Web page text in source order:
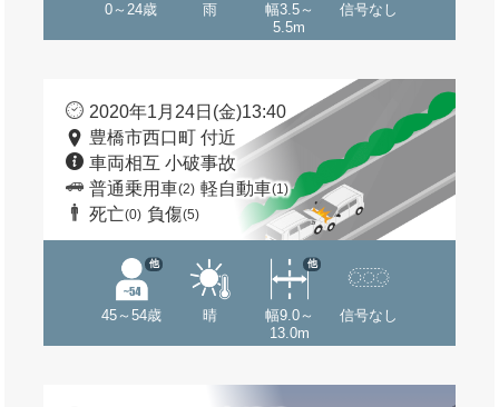
0～24歳 雨
幅3.5～
5.5m
信号なし
2020年1月24日(金)13:40
豊橋市西口町 付近
車両相互 小破事故
普通乗用車(2) 軽自動車(1)
死亡(0) 負傷(5)
45～54歳
他
晴
幅9.0～
13.0m
他
信号なし